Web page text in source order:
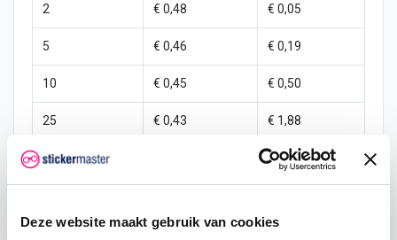
Deze website maakt gebruik van cookies
2 € 0,48 € 0,05
5 € 0,46 € 0,19
10 € 0,45 € 0,50
25 € 0,43 € 1,88
50 € 5,00
€ 0,35